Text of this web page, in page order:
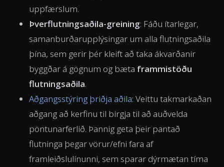
uppfærslum.
Þverflutningsaðila-greining: Fáðu ítarlegar,
samanburðarupplýsingar um alla flutningsaðila
þína, sem gerir þér kleift að taka ákvarðanir
byggðar á gögnum og bæta frammistöðu
flutningsaðila.
Aðgangsstýring þriðja aðila: Veittu takmarkaðan
aðgang að kerfinu til birgja til að auðvelda
pöntunarferlið. Þannig geta þeir pantað
flutninga þegar vörur/efni fara af
framleiðslulínunni, sem sparar dýrmætan tíma